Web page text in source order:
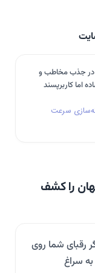
در جذب مخاطب و
اما کاربرپسند
سرعت
را کشف
رقبای شما روی
سراغ